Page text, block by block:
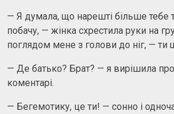
— Я думала, що нарешті більше тебе
побачу, — жінка схрестила руки на
поглядом мене з голови до ніг, — ти
— Де батько? Брат? — я вирішила
коментарі.
— Бегемотику, це ти! — сонно і